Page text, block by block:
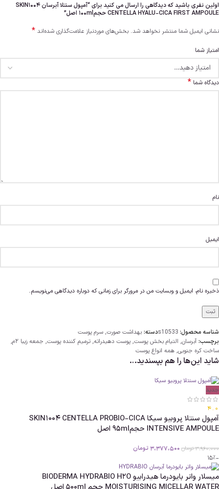
اولین نفری باشید که دیدگاهی را ارسال می کنید برای “آمپول سنتلا آبرسان SKIN1004
CENTELLA HYALU-CICA FIRST AMPOULE حجم100ml اصل”
نشانی ایمیل شما منتشر نخواهد شد. بخش‌های موردنیاز علامت‌گذاری شده‌اند *
امتیاز شما
دیدگاه شما *
نام
ایمیل
ذخیره نام، ایمیل و وبسایت من در مرورگر برای زمانی که دوباره دیدگاهی می‌نویسم.
شناسه محصول: s10533دسته: بهداشت صورت, سرم پوست
برچسب: آبرسان, التیام بخش پوست, پوست دهیدراته, ترمیم کننده پوست, جمعه زیبا 2م
,
ساخت کره جنوبی, همه انواع پوست
شاید این‌ها را هم بپسندید…
جدید
4.0
آمپول سنتلا پروبیو سیکا SKIN1004 CENTELLA PROBIO-CICA
INTENSIVE AMPOULE حجم95ml اصل
3،960،000تومان 3،377،500 تومان
-15%
میسلار واتر بایودرما هیدرابیو BIODERMA HYDRABIO H2O